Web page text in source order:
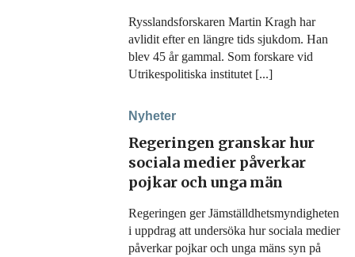
Rysslandsforskaren Martin Kragh har
avlidit efter en längre tids sjukdom. Han
blev 45 år gammal. Som forskare vid
Utrikespolitiska institutet [...]
Nyheter
Regeringen granskar hur
sociala medier påverkar
pojkar och unga män
Regeringen ger Jämställdhetsmyndigheten
i uppdrag att undersöka hur sociala medier
påverkar pojkar och unga mäns syn på